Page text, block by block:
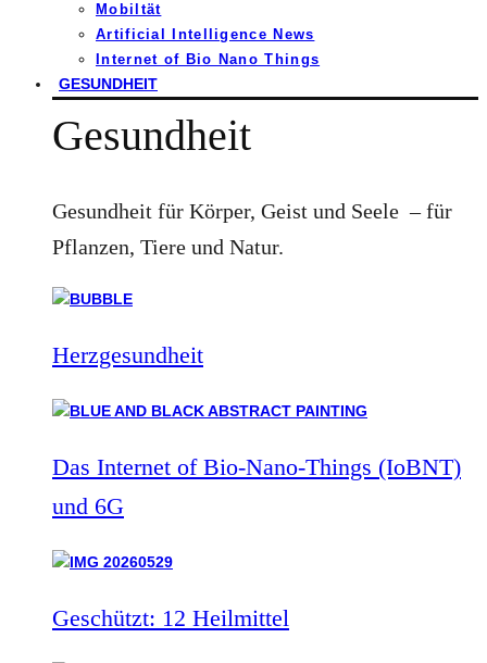
Mobiltät
Artificial Intelligence News
Internet of Bio Nano Things
GESUNDHEIT
Gesundheit
Gesundheit für Körper, Geist und Seele – für
Pflanzen, Tiere und Natur.
Herzgesundheit
Das Internet of Bio-Nano-Things (IoBNT)
und 6G
Geschützt: 12 Heilmittel